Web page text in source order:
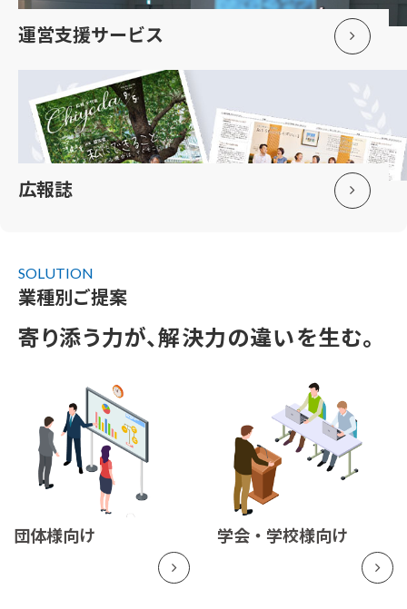
運営支援サービス
広報誌
SOLUTION
業種別ご提案
寄り添う力が、解決力の違いを生む。
団体様向け 学会・学校様向け